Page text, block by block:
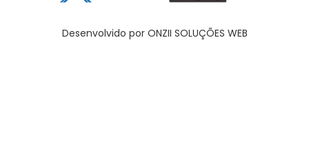
Desenvolvido por ONZII SOLUÇÕES WEB